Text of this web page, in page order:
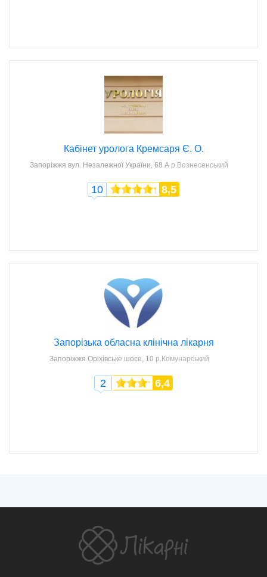
Кабінет уролога Кремсаря Є. О.
Запоріжжя вул. Незалежної України, 68 А р.Вознесенський
10 8,5
Запорізька обласна клінічна лікарня
Запоріжжя Оріхівське шосе, 10 р.Комунарський
2 6,4